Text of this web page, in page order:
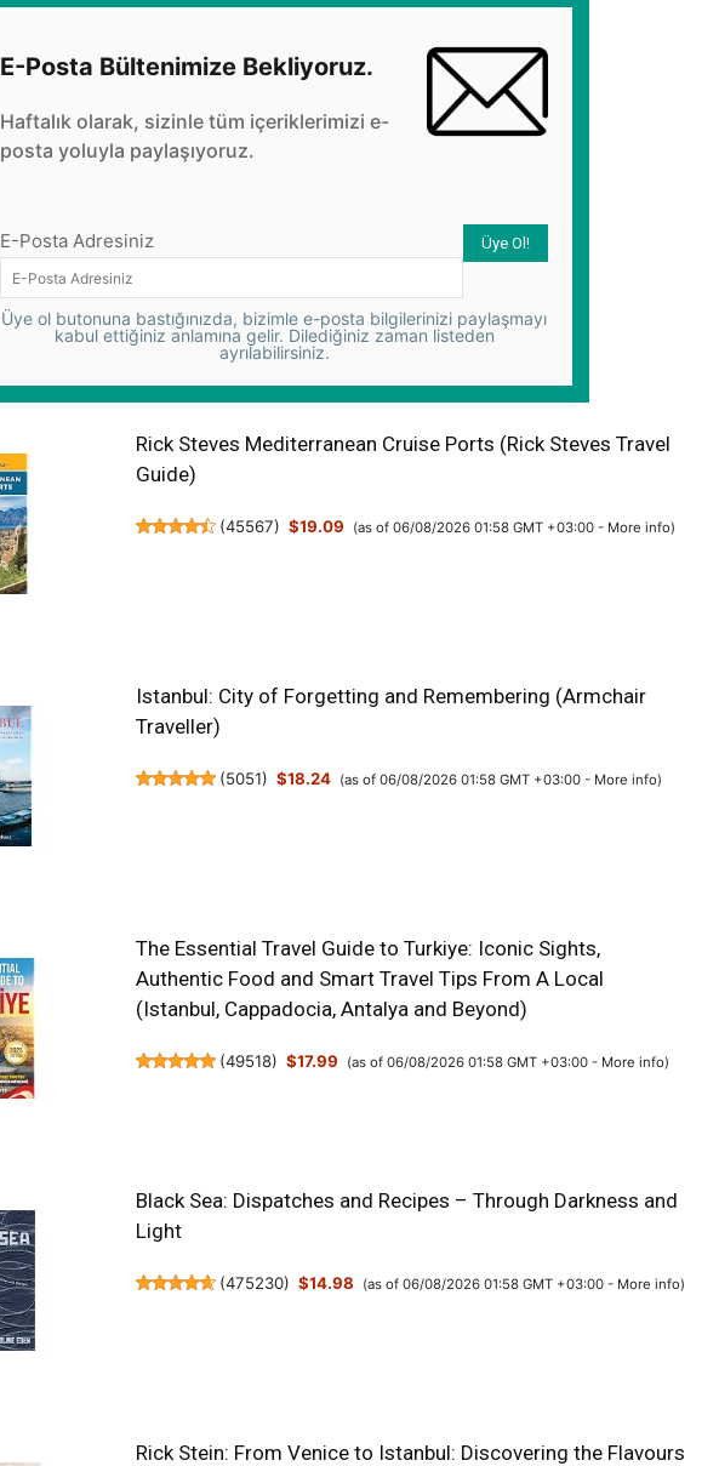
E-Posta Bültenimize Bekliyoruz.
Haftalık olarak, sizinle tüm içeriklerimizi e-
posta yoluyla paylaşıyoruz.
E-Posta Adresiniz
Üye ol butonuna bastığınızda, bizimle e-posta bilgilerinizi paylaşmayı
kabul ettiğiniz anlamına gelir. Dilediğiniz zaman listeden
ayrılabilirsiniz.
Rick Steves Mediterranean Cruise Ports (Rick Steves Travel
Guide)
(45567) $19.09 (as of 06/08/2026 01:58 GMT +03:00 - More info)
Istanbul: City of Forgetting and Remembering (Armchair
Traveller)
(5051) $18.24 (as of 06/08/2026 01:58 GMT +03:00 - More info)
The Essential Travel Guide to Turkiye: Iconic Sights,
Authentic Food and Smart Travel Tips From A Local
(Istanbul, Cappadocia, Antalya and Beyond)
(49518) $17.99 (as of 06/08/2026 01:58 GMT +03:00 - More info)
Black Sea: Dispatches and Recipes – Through Darkness and
Light
(475230) $14.98 (as of 06/08/2026 01:58 GMT +03:00 - More info)
Rick Stein: From Venice to Istanbul: Discovering the Flavours